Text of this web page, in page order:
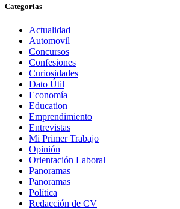
Categorias
Actualidad
Automovil
Concursos
Confesiones
Curiosidades
Dato Útil
Economía
Education
Emprendimiento
Entrevistas
Mi Primer Trabajo
Opinión
Orientación Laboral
Panoramas
Panoramas
Política
Redacción de CV